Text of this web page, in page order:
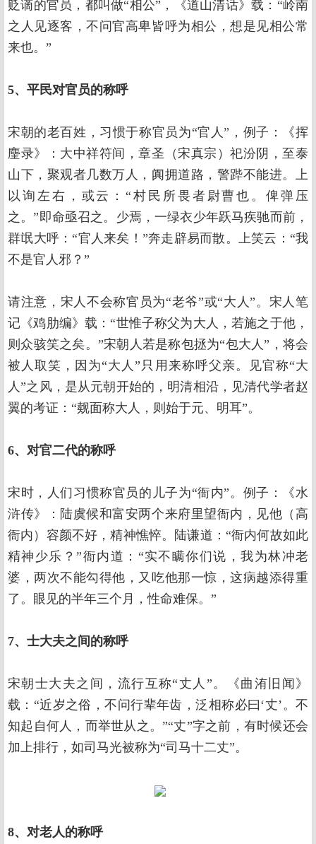
贬谪的官员，都叫做“相公”，《道山清话》载：“岭南
之人见逐客，不问官高卑皆呼为相公，想是见相公常
来也。”
5、平民对官员的称呼
宋朝的老百姓，习惯于称官员为“官人”，例子：《挥
麈录》：大中祥符间，章圣（宋真宗）祀汾阴，至泰
山下，聚观者几数万人，阗拥道路，警跸不能进。上
以询左右，或云：“村民所畏者尉曹也。俾弹压
之。”即命亟召之。少焉，一绿衣少年跃马疾驰而前，
群氓大呼：“官人来矣！”奔走辟易而散。上笑云：“我
不是官人邪？”
请注意，宋人不会称官员为“老爷”或“大人”。宋人笔
记《鸡肋编》载：“世惟子称父为大人，若施之于他，
则众骇笑之矣。”宋朝人若是称包拯为“包大人”，将会
被人取笑，因为“大人”只用来称呼父亲。见官称“大
人”之风，是从元朝开始的，明清相沿，见清代学者赵
翼的考证：“觌面称大人，则始于元、明耳”。
6、对官二代的称呼
宋时，人们习惯称官员的儿子为“衙内”。例子：《水
浒传》：陆虞候和富安两个来府里望衙内，见他（高
衙内）容颜不好，精神憔悴。陆谦道：“衙内何故如此
精神少乐？”衙内道：“实不瞒你们说，我为林冲老
婆，两次不能勾得他，又吃他那一惊，这病越添得重
了。眼见的半年三个月，性命难保。”
7、士大夫之间的称呼
宋朝士大夫之间，流行互称“丈人”。《曲洧旧闻》
载：“近岁之俗，不问行辈年齿，泛相称必曰‘丈’。不
知起自何人，而举世从之。”“丈”字之前，有时候还会
加上排行，如司马光被称为“司马十二丈”。
8、对老人的称呼